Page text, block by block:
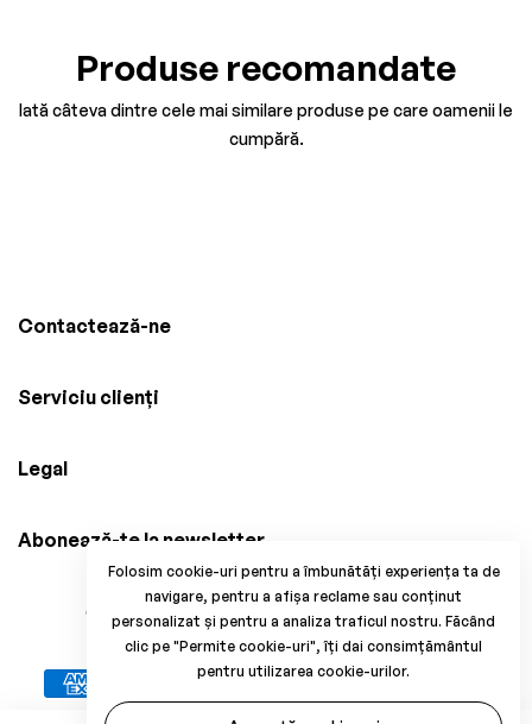
Produse recomandate
Iată câteva dintre cele mai similare produse pe care oamenii le
cumpără.
Contactează-ne
Serviciu clienți
Legal
Abonează-te la newsletter
© 2025 Brico Mania, CUI: 38034914, Reg. Com.
J33/1371/2017. All Rights Reserved.
Folosim cookie-uri pentru a îmbunătăți experiența ta de
navigare, pentru a afișa reclame sau conținut
personalizat și pentru a analiza traficul nostru. Făcând
clic pe "Permite cookie-uri", îți dai consimțământul
pentru utilizarea cookie-urilor.